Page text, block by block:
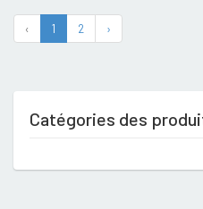
‹ 1 2 ›
Catégories des